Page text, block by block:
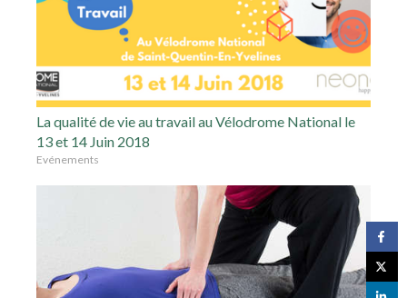
La qualité de vie au travail au Vélodrome National le
13 et 14 Juin 2018
Evénements